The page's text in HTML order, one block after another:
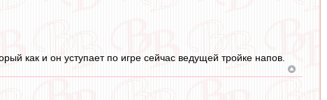
как и он уступает по игре сейчас ведущей тройке напов.